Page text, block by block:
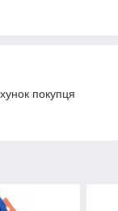
покупця